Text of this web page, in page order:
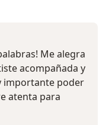
Me alegra
acompañada y
importante poder
atenta para